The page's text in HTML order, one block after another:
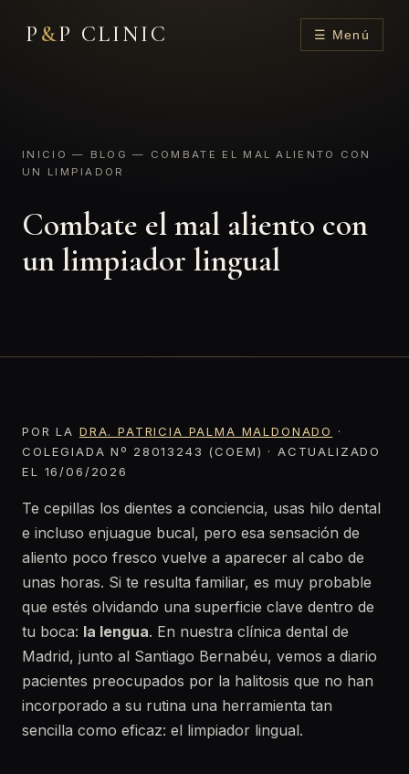
P &P CLINIC ☰ Menú
INICIO — BLOG — COMBATE EL MAL ALIENTO CON
UN LIMPIADOR
Combate el mal aliento con
un limpiador lingual
POR LA DRA. PATRICIA PALMA MALDONADO
·
COLEGIADA Nº 28013243 (COEM) · ACTUALIZADO
EL 16/06/2026
Te cepillas los dientes a conciencia, usas hilo dental
e incluso enjuague bucal, pero esa sensación de
aliento poco fresco vuelve a aparecer al cabo de
unas horas. Si te resulta familiar, es muy probable
que estés olvidando una superficie clave dentro de
tu boca: la lengua. En nuestra clínica dental de
Madrid, junto al Santiago Bernabéu, vemos a diario
pacientes preocupados por la halitosis que no han
incorporado a su rutina una herramienta tan
sencilla como eficaz: el limpiador lingual.